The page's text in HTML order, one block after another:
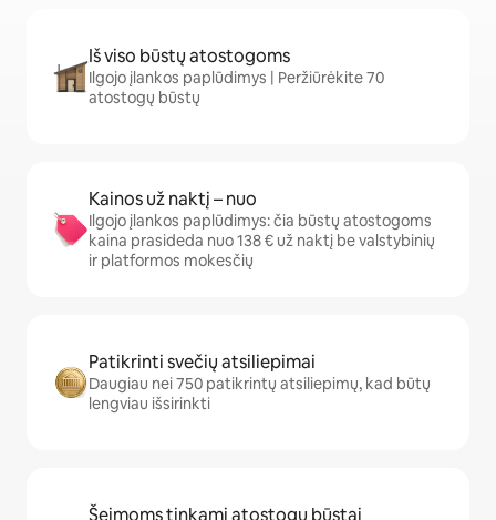
Iš viso būstų atostogoms
Ilgojo įlankos paplūdimys | Peržiūrėkite 70
atostogų būstų
Kainos už naktį – nuo
Ilgojo įlankos paplūdimys: čia būstų atostogoms
kaina prasideda nuo 138 € už naktį be valstybinių
ir platformos mokesčių
Patikrinti svečių atsiliepimai
Daugiau nei 750 patikrintų atsiliepimų, kad būtų
lengviau išsirinkti
Šeimoms tinkami atostogų būstai